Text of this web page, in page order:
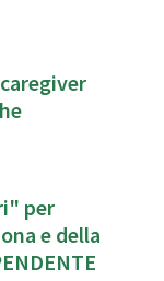
per
e della